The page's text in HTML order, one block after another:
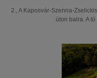
2., A Kaposvár-Szenna-
úton balra. A